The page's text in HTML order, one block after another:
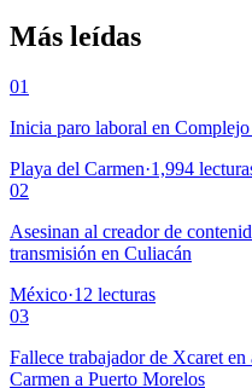
Más leídas
01
Inicia paro laboral en
Playa del Carmen·1,994
02
Asesinan al creador de
transmisión en Culiacán
México·12 lecturas
03
Fallece trabajador de Xcaret
Carmen a Puerto Morelos